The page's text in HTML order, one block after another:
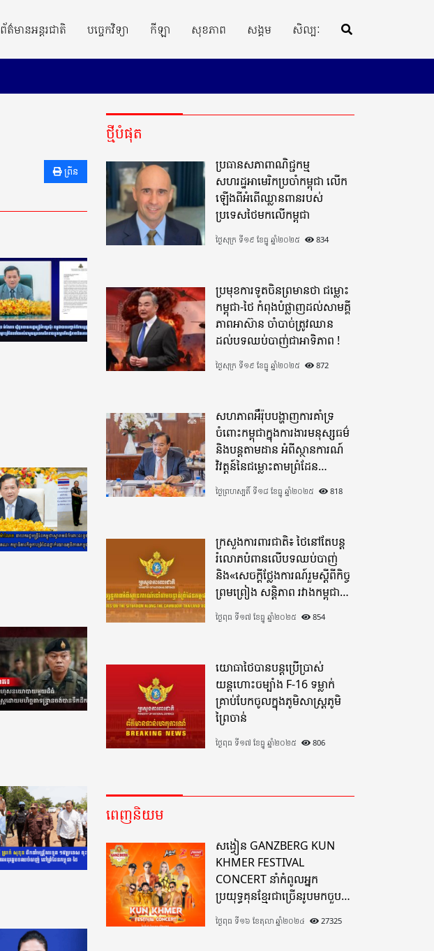
ព័ត៌មានអន្តរជាតិ បច្ចេកវិទ្យា កីឡា សុខភាព សង្គម សិល្បៈ
ព្រីន
ថ្មីបំផុត
ប្រធានសភាពាណិជ្ជកម្ម
សហរដ្ឋអាមេរិកប្រចាំកម្ពុជា លើក
ឡើងពីអំពើឈ្លានពានរបស់
ប្រទេសថៃមកលើកម្ពុជា
ថ្ងៃសុក្រ ទី១៩ ខែធ្នូ ឆ្នាំ២០២៥ 834
ប្រមុខការទូតចិនព្រមានថា ជម្លោះ
កម្ពុជា-ថៃ កំពុងបំផ្លាញដល់សាមគ្គី
ភាពអាស៊ាន ចាំបាច់ត្រូវឈាន
ដល់បទឈប់បាញ់ជាអាទិភាព !
ថ្ងៃសុក្រ ទី១៩ ខែធ្នូ ឆ្នាំ២០២៥ 872
សហភាពអឺរ៉ុបបង្ហាញការគាំទ្រ
ចំពោះកម្ពុជាក្នុងការងារមនុស្សធម៌
និងបន្តតាមដាន អំពីស្ថានការណ៍
វិវត្តន៍នៃជម្លោះតាមព្រំដែន
ដោយយកចិត្តទុកដាក់ខ្ពស់
ថ្ងៃព្រហស្បតិ៍ ទី១៨ ខែធ្នូ ឆ្នាំ២០២៥ 818
ក្រសួងការពារជាតិ៖ ថៃនៅតែបន្ត
រំលោភបំពានលើបទឈប់បាញ់
និង«សេចក្តីថ្លែងការណ៍រួមស្តីពីកិច្ច
ព្រមព្រៀង សន្តិភាព រវាងកម្ពុជា
និងថៃ»
ថ្ងៃពុធ ទី១៧ ខែធ្នូ ឆ្នាំ២០២៥ 854
យោធាថៃបានបន្តប្រើប្រាស់
យន្តហោះចម្បាំង F-16 ទម្លាក់
គ្រាប់បែកចូលក្នុងភូមិសាស្ត្រភូមិ
ព្រៃចាន់
ថ្ងៃពុធ ទី១៧ ខែធ្នូ ឆ្នាំ២០២៥ 806
ពេញនិយម
សង្វៀន GANZBERG KUN
KHMER FESTIVAL
CONCERT នាំកំពូលអ្នក
ប្រយុទ្ធគុនខ្មែរជាច្រើនរូបមកចួប
គ្នាលើសង្វៀនគុនខ្មែរតែមួយដ៏
អស្ចារ្យលើទឹកដីខេត្តបាត់ដំបង
ថ្ងៃពុធ ទី១៦ ខែតុលា ឆ្នាំ២០២៤ 27325